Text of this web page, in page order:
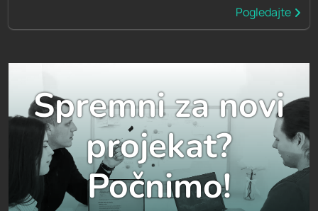
Pogledajte
Spremni za novi
projekat?
Počnimo!